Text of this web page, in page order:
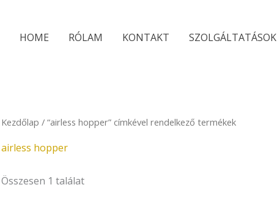
HOME RÓLAM KONTAKT SZOLGÁLTATÁSOK
Kezdőlap / “airless hopper” címkével rendelkező termékek
airless hopper
Összesen 1 találat